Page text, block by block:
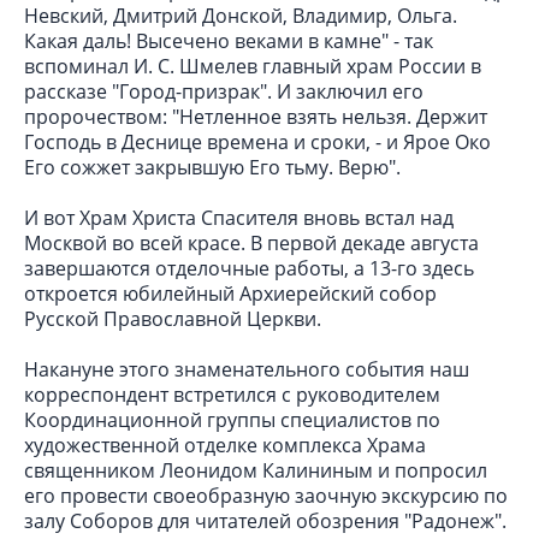
Невский, Дмитрий Донской, Владимир, Ольга.
Какая даль! Высечено веками в камне" - так
вспоминал И. С. Шмелев главный храм России в
рассказе "Город-призрак". И заключил его
пророчеством: "Нетленное взять нельзя. Держит
Господь в Деснице времена и сроки, - и Ярое Око
Его сожжет закрывшую Его тьму. Верю".
И вот Храм Христа Спасителя вновь встал над
Москвой во всей красе. В первой декаде августа
завершаются отделочные работы, а 13-го здесь
откроется юбилейный Архиерейский собор
Русской Православной Церкви.
Накануне этого знаменательного события наш
корреспондент встретился с руководителем
Координационной группы специалистов по
художественной отделке комплекса Храма
священником Леонидом Калининым и попросил
его провести своеобразную заочную экскурсию по
залу Соборов для читателей обозрения "Радонеж".